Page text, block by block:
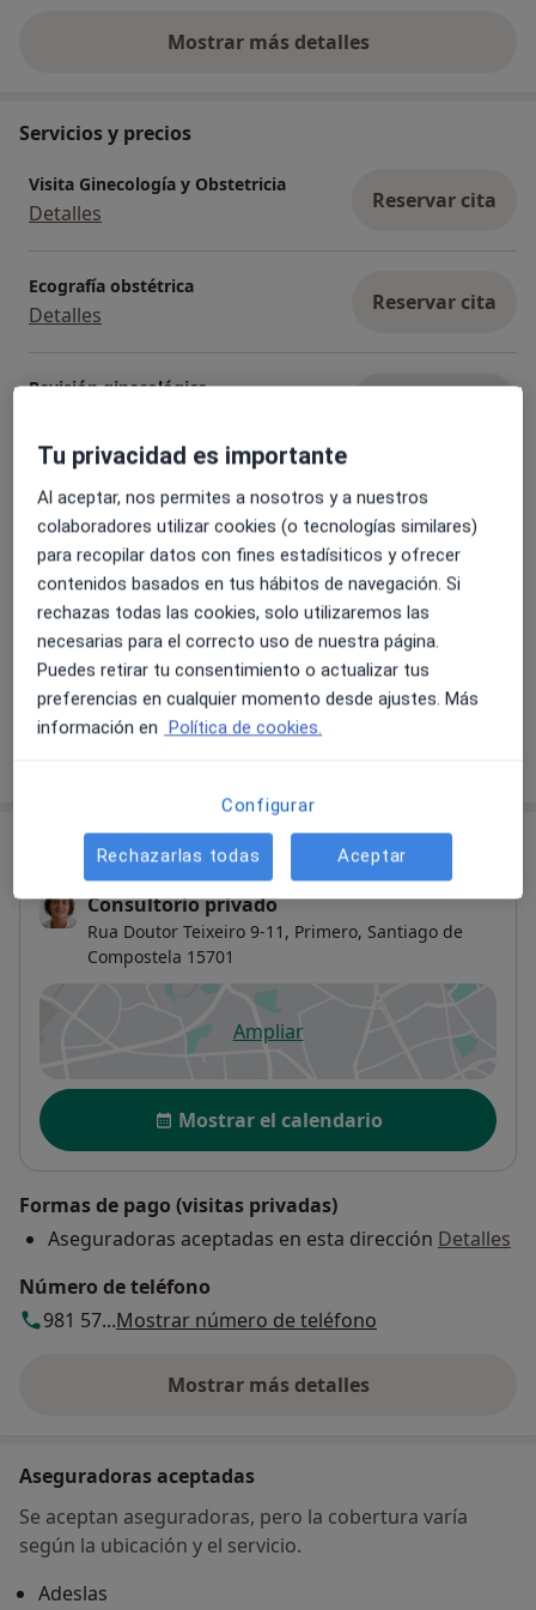
Mostrar más detalles
sobre la experiencia
Servicios y precios
Visita Ginecología y Obstetricia
Detalles Reservar cita
Ecografía obstétrica
Detalles Reservar cita
Revisión ginecológica
Métodos anticonceptivos
Detalles Reservar cita
Marsupialización de la bartolinitis
Detalles Reservar cita
+ 14 servicios
Consulta
Consultorio privado
Rua Doutor Teixeiro 9-11, Primero, Santiago de
Compostela 15701
Ampliarse abre en una nueva
Disponibilidad
Mostrar el calendario
Formas de pago (visitas privadas)
Aseguradoras aceptadas en esta dirección Detalles
Número de teléfono
981 57...Mostrar número de teléfono
Mostrar más detalles
sobre la dirección
Aseguradoras aceptadas
Se aceptan aseguradoras, pero la cobertura varía
según la ubicación y el servicio.
Adeslas
Tu privacidad es importante
Al aceptar, nos permites a nosotros y a nuestros
colaboradores utilizar cookies (o tecnologías similares)
para recopilar datos con fines estadísiticos y ofrecer
contenidos basados en tus hábitos de navegación. Si
rechazas todas las cookies, solo utilizaremos las
necesarias para el correcto uso de nuestra página.
Puedes retirar tu consentimiento o actualizar tus
preferencias en cualquier momento desde ajustes. Más
información en Política de cookies.
Configurar
Rechazarlas todas Aceptar